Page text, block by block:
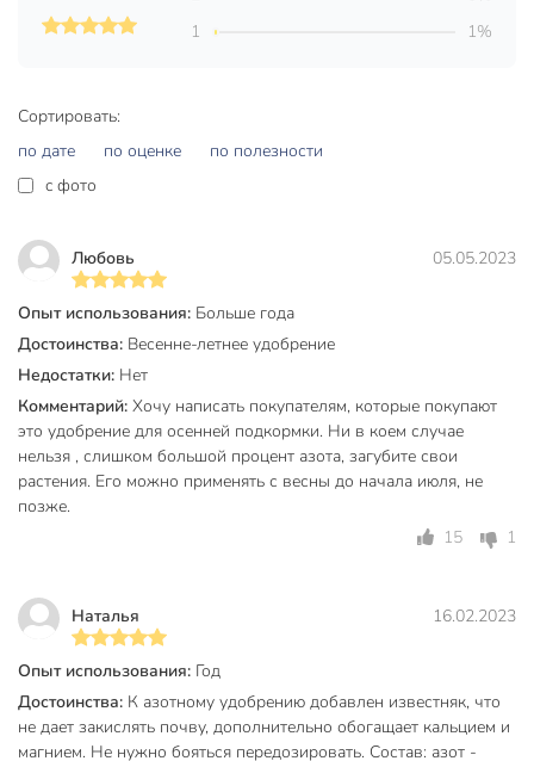
Сортировать:
по дате
по оценке
по полезности
c фото
Любовь 05.05.2023
Опыт использования: Больше года
Достоинства: Весенне-летнее удобрение
Недостатки: Нет
Комментарий: Хочу написать покупателям, которые покупают
это удобрение для осенней подкормки. Ни в коем случае
нельзя , слишком большой процент азота, загубите свои
растения. Его можно применять с весны до начала июля, не
позже.
15
1
Наталья 16.02.2023
Опыт использования: Год
Достоинства: К азотному удобрению добавлен известняк, что
не дает закислять почву, дополнительно обогащает кальцием и
магнием. Не нужно бояться передозировать. Состав: азот -
1
1%